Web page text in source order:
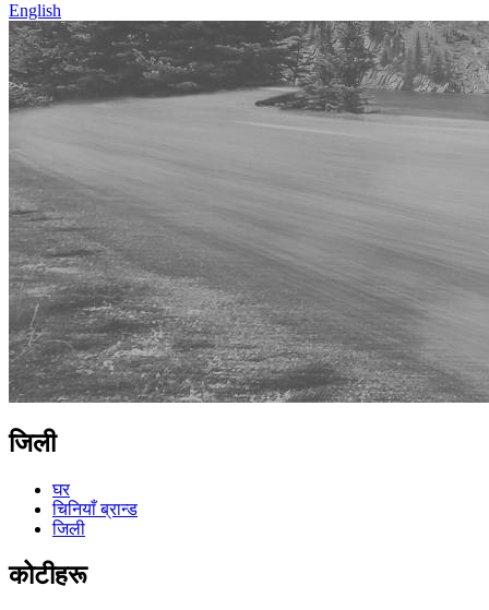
English
जिली
घर
चिनियाँ ब्रान्ड
जिली
कोटीहरू